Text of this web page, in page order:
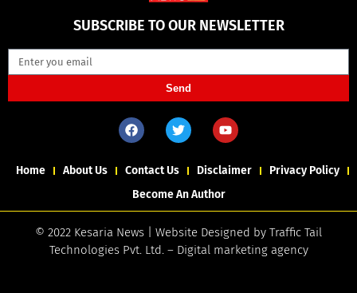
SUBSCRIBE TO OUR NEWSLETTER
Send
Home About Us Contact Us Disclaimer
Privacy Policy
Become An Author
© 2022 Kesaria News | Website Designed by Traffic Tail
Technologies Pvt. Ltd.– Digital marketing agency